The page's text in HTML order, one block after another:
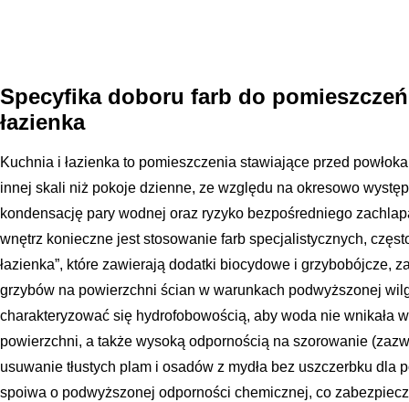
Specyfika doboru farb do
łazienka
Kuchnia i łazienka to pomieszczenia stawiające przed
innej skali niż pokoje dzienne, ze względu na okresowo
kondensację pary wodnej oraz ryzyko bezpośredniego
wnętrz konieczne jest stosowanie farb specjalistycznych,
łazienka”, które zawierają dodatki biocydowe i grzybobójcze,
grzybów na powierzchni ścian w warunkach podwyższonej
charakteryzować się hydrofobowością, aby woda nie wnikała
powierzchni, a także wysoką odpornością na szorowanie
usuwanie tłustych plam i osadów z mydła bez uszczerbku dla
spoiwa o podwyższonej odporności chemicznej, co